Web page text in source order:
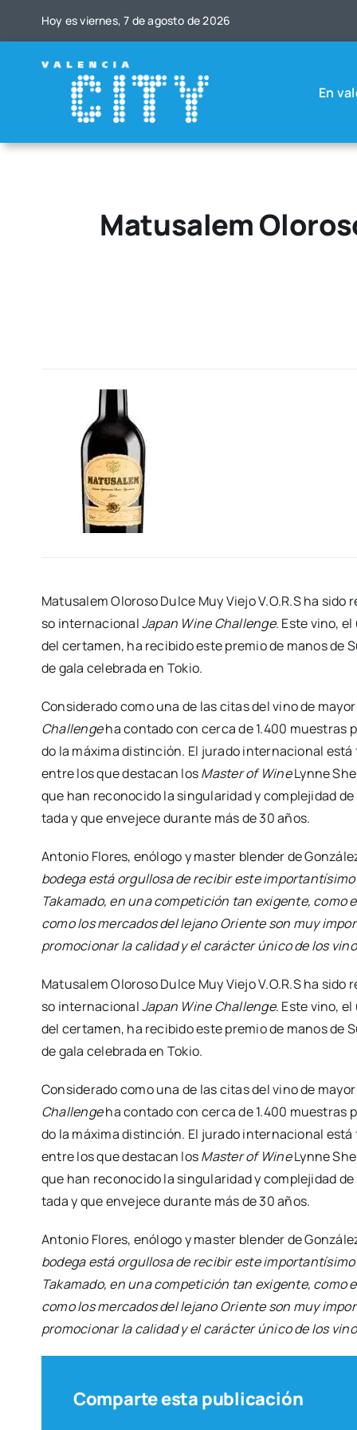
Hoy es vier­nes, 7 de agos­to de 2026
En
Matusalem
Matu­sa­lem Olo­ro­so Dul­ce Muy Vie­jo V.O.R.S ha
so inter­na­cio­nalJapan Wine Cha­llen­ge. Este vino,
del cer­ta­men, ha reci­bi­do este pre­mio de manos de
de gala cele­bra­da en Tokio.
Con­si­de­ra­do como una de las citas del vino de
Cha­llen­geha con­ta­do con cer­ca de 1.400 mues­tras
do la máxi­ma dis­tin­ción. El jura­do inter­na­cio­nal
entre los que des­ta­can losMas­ter of WineLyn­ne
que han reco­no­ci­do la sin­gu­la­ri­dad y com­ple­ji­dad
ta­da y que enve­je­ce duran­te más de 30 años.
Anto­nio Flo­res, enó­lo­go y mas­ter blen­der de
bode­ga está orgu­llo­sa de reci­bir este
Taka­ma­do, en una com­pe­ti­ción tan exi­gen­te, como
como los mer­ca­dos del lejano Orien­te son muy
pro­mo­cio­nar la cali­dad y el carác­ter úni­co de los
Matu­sa­lem Olo­ro­so Dul­ce Muy Vie­jo V.O.R.S ha
so inter­na­cio­nalJapan Wine Cha­llen­ge. Este vino,
del cer­ta­men, ha reci­bi­do este pre­mio de manos de
de gala cele­bra­da en Tokio.
Con­si­de­ra­do como una de las citas del vino de
Cha­llen­geha con­ta­do con cer­ca de 1.400 mues­tras
do la máxi­ma dis­tin­ción. El jura­do inter­na­cio­nal
entre los que des­ta­can losMas­ter of WineLyn­ne
que han reco­no­ci­do la sin­gu­la­ri­dad y com­ple­ji­dad
ta­da y que enve­je­ce duran­te más de 30 años.
Anto­nio Flo­res, enó­lo­go y mas­ter blen­der de
bode­ga está orgu­llo­sa de reci­bir este
Taka­ma­do, en una com­pe­ti­ción tan exi­gen­te, como
como los mer­ca­dos del lejano Orien­te son muy
pro­mo­cio­nar la cali­dad y el carác­ter úni­co de los
Comparte esta publicación